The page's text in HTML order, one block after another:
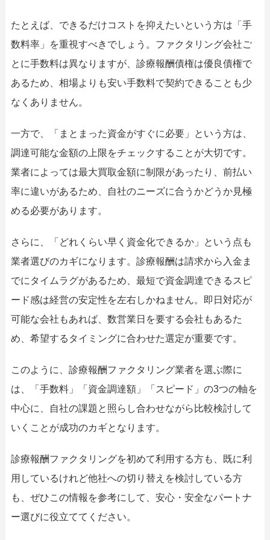
たとえば、できるだけコストを抑えたいという方は「手
数料率」を重視すべきでしょう。ファクタリング会社ご
とに手数料は異なりますが、診療報酬債権は優良債権で
あるため、相場よりも安い手数料で契約できることも少
なくありません。
一方で、「まとまった資金がすぐに必要」という方は、
調達可能な金額の上限をチェックすることが大切です。
業者によっては最大買取金額に制限があったり、前払い
率に違いがあるため、自社のニーズに合うかどうか見極
める必要があります。
さらに、「どれくらい早く資金化できるか」という点も
業者選びのカギになります。診療報酬は請求から入金ま
でにタイムラグがあるため、最短で資金調達できるスピ
ード感は経営の安定性を左右しかねません。即日対応が
可能な会社もあれば、数営業日を要する会社もあるた
め、希望するタイミングに合わせた選定が重要です。
このように、診療報酬ファクタリング業者を選ぶ際に
は、「手数料」「資金調達額」「スピード」の3つの軸を
中心に、自社の課題と照らし合わせながら比較検討して
いくことが成功のカギとなります。
診療報酬ファクタリングを初めて利用する方も、既に利
用しているけれど他社への切り替えを検討している方
も、ぜひこの情報を参考にして、安心・安全なパートナ
ー選びに役立ててください。